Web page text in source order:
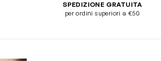
SPEDIZIONE GRATUITA
per ordini superiori a €50